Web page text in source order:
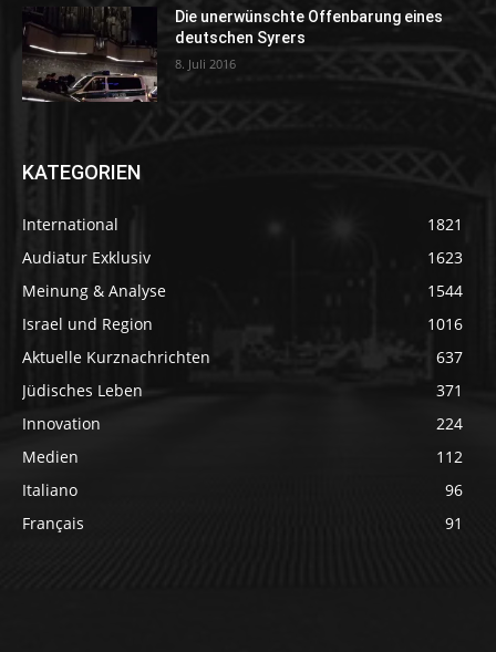
Die unerwünschte Offenbarung eines
deutschen Syrers
8. Juli 2016
KATEGORIEN
International
1821
Audiatur Exklusiv
1623
Meinung & Analyse
1544
Israel und Region
1016
Aktuelle Kurznachrichten
637
Jüdisches Leben
371
Innovation
224
Medien
112
Italiano
96
Français
91